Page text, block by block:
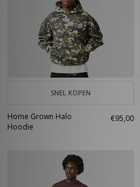
SNEL KOPEN
Home Grown Halo
Hoodie
€95,00